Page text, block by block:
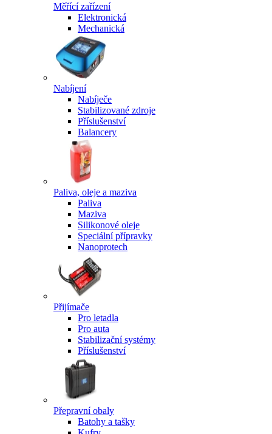
Měřící zařízení
Elektronická
Mechanická
Nabíjení
Nabíječe
Stabilizované zdroje
Příslušenství
Balancery
Paliva, oleje a maziva
Paliva
Maziva
Silikonové oleje
Speciální přípravky
Nanoprotech
Přijímače
Pro letadla
Pro auta
Stabilizační systémy
Příslušenství
Přepravní obaly
Batohy a tašky